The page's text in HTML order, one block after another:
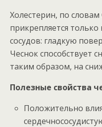
Холестерин, по
прикрепляется
сосудов: гладкую
Чеснок способствует
таким образом, на
Полезные свойства
Положительно